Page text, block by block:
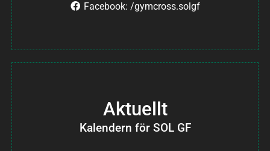
Facebook: /gymcross.solgf
Aktuellt
Kalendern för SOL GF